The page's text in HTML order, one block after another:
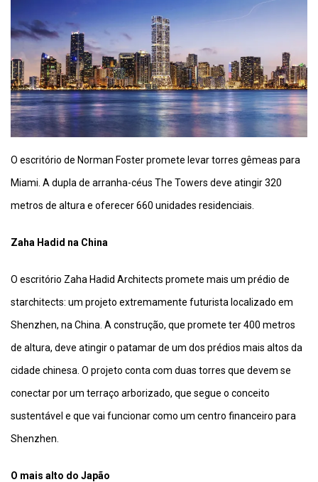
O escritório de Norman Foster promete levar torres gêmeas para
Miami. A dupla de arranha-céus The Towers deve atingir 320
metros de altura e oferecer 660 unidades residenciais.
Zaha Hadid na China
O escritório Zaha Hadid Architects promete mais um prédio de
starchitects: um projeto extremamente futurista localizado em
Shenzhen, na China. A construção, que promete ter 400 metros
de altura, deve atingir o patamar de um dos prédios mais altos da
cidade chinesa. O projeto conta com duas torres que devem se
conectar por um terraço arborizado, que segue o conceito
sustentável e que vai funcionar como um centro financeiro para
Shenzhen.
O mais alto do Japão